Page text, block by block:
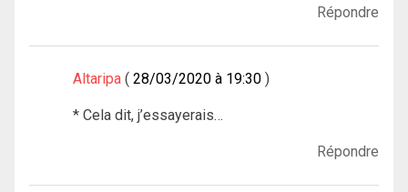
Répondre
Altaripa 28/03/2020 à 19:30
* Cela dit, j’essayerais…
Répondre